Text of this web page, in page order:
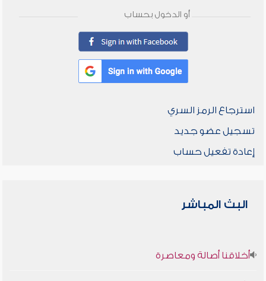
أو الدخول بحساب
استرجاع الرمز السري
تسجيل عضو جديد
إعادة تفعيل حساب
البث المباشر
أخلاقنا أصالة ومعاصرة